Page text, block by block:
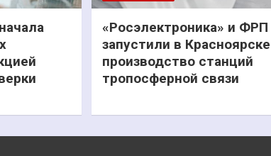
«Росэлектроника» и ФРП
запустили в Красноярске
производство станций
тропосферной связи